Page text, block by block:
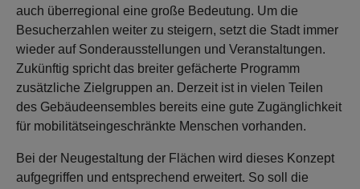
auch überregional eine große Bedeutung. Um die
Besucherzahlen weiter zu steigern, setzt die Stadt immer
wieder auf Sonderausstellungen und Veranstaltungen.
Zukünftig spricht das breiter gefächerte Programm
zusätzliche Zielgruppen an. Derzeit ist in vielen Teilen
des Gebäudeensembles bereits eine gute Zugänglichkeit
für mobilitätseingeschränkte Menschen vorhanden.
Bei der Neugestaltung der Flächen wird dieses Konzept
aufgegriffen und entsprechend erweitert. So soll die